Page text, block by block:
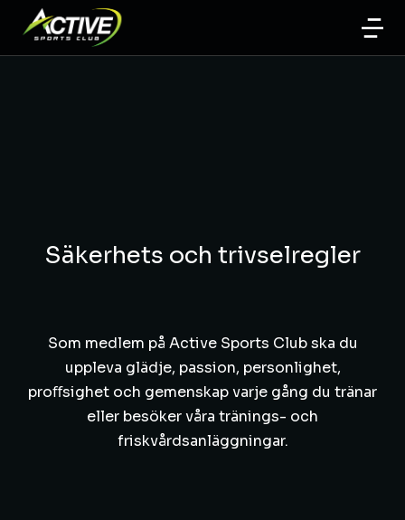
Säkerhets och trivselregler
Som medlem på Active Sports Club ska du
uppleva glädje, passion, personlighet,
proﬀsighet och gemenskap varje gång du tränar
eller besöker våra tränings- och
friskvårdsanläggningar.